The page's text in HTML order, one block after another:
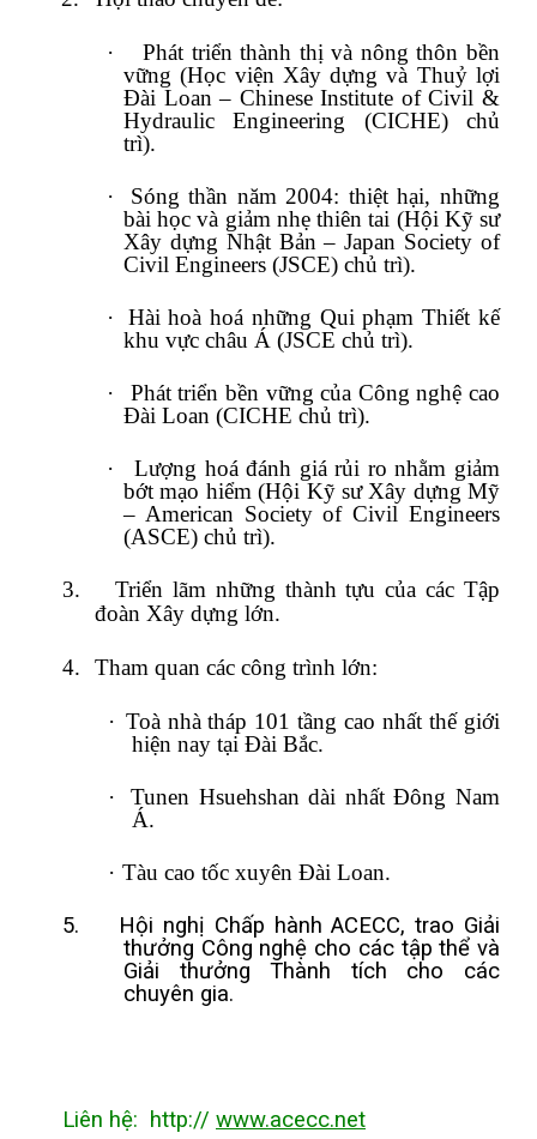
·
Phát triển thành thị và nông thôn bền
vững (Học viện Xây dựng và Thuỷ lợi
Đài Loan – Chinese Institute of Civil &
Hydraulic Engineering (CICHE) chủ
trì).
·
Sóng thần năm 2004: thiệt hại, những
bài học và giảm nhẹ thiên tai (Hội Kỹ sư
Xây dựng Nhật Bản – Japan Society of
Civil Engineers (JSCE) chủ trì).
·
Hài hoà hoá những Qui phạm Thiết kế
khu vực châu Á (JSCE chủ trì).
·
Phát triển bền vững của Công nghệ cao
Đài Loan (CICHE chủ trì).
·
Lượng hoá đánh giá rủi ro nhằm giảm
bớt mạo hiểm (Hội Kỹ sư Xây dựng Mỹ
– American Society of Civil Engineers
(ASCE) chủ trì).
3.
Triển lãm những thành tựu của các Tập
đoàn Xây dựng lớn.
4. Tham quan các công trình lớn:
· Toà nhà tháp 101 tầng cao nhất thế giới
hiện nay tại Đài Bắc.
·
Tunen Hsuehshan dài nhất Đông Nam
Á.
· Tàu cao tốc xuyên Đài Loan.
5.
Hội nghị Chấp hành ACECC, trao Giải
thưởng Công nghệ cho các tập thể và
Giải thưởng Thành tích cho các
chuyên gia.
Liên hệ: http:// www.acecc.net